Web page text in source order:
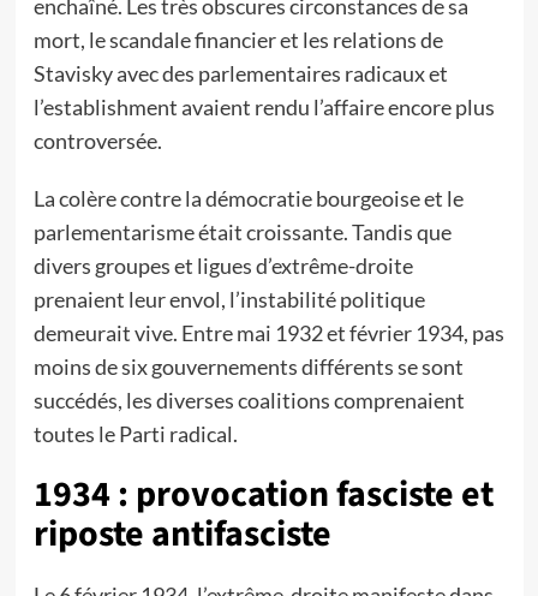
enchaîné. Les très obscures circonstances de sa
mort, le scandale financier et les relations de
Stavisky avec des parlementaires radicaux et
l’establishment avaient rendu l’affaire encore plus
controversée.
La colère contre la démocratie bourgeoise et le
parlementarisme était croissante. Tandis que
divers groupes et ligues d’extrême-droite
prenaient leur envol, l’instabilité politique
demeurait vive. Entre mai 1932 et février 1934, pas
moins de six gouvernements différents se sont
succédés, les diverses coalitions comprenaient
toutes le Parti radical.
1934 : provocation fasciste et
riposte antifasciste